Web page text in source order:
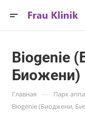
Biogenie
Биожени)
Главная — Парк
Biogenie (Биоджени,